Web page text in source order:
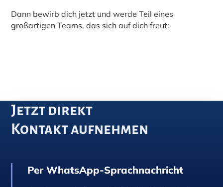
Dann bewirb dich jetzt und werde Teil eines
großartigen Teams, das sich auf dich freut:
Jetzt direkt
Kontakt aufnehmen
Per WhatsApp-Sprachnachricht